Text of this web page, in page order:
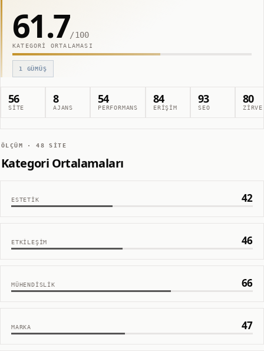
61.7/100
KATEGORI ORTALAMASI
1 GÜMÜŞ
56
SITE
8
AJANS
54
PERFORMANS
84
ERIŞIM
93
SEO
80
ZIRVE
ÖLÇÜM ·48 SITE
Kategori Ortalamaları
ESTETIK 42
ETKILEŞIM 46
MÜHENDISLIK 66
MARKA 47